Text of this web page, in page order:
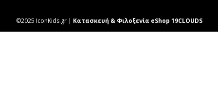
©2025 IconKids.gr | Κατασκευή & Φιλοξενία eShop 19CLOUDS